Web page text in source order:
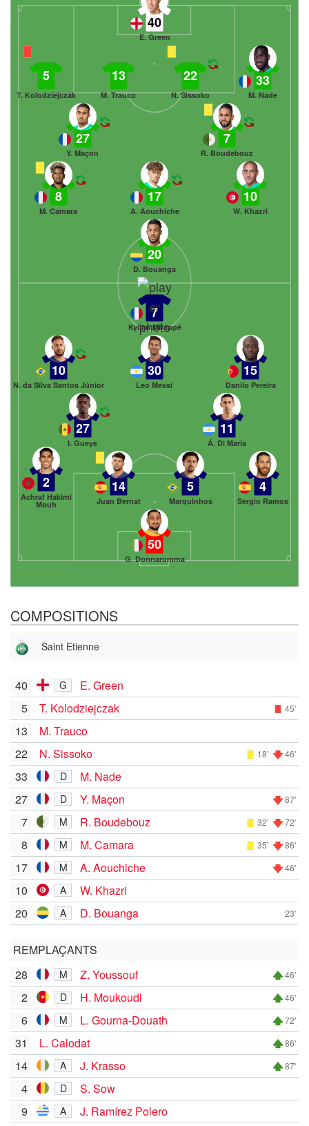
40
E. Green
33
M. Nade
22
N. Sissoko
13
M. Trauco
5
T. Kolodziejczak
7
R. Boudebouz
27
Y. Maçon
10
W. Khazri
17
A. Aouchiche
8
M. Camara
20
D. Bouanga
50
G. Donnarumma
2
Achraf Hakimi
Mouh
14
Juan Bernat
5
Marquinhos
4
Sergio Ramos
27
I. Gueye
11
Á. Di María
10
N. da Silva Santos Júnior
30
Leo Messi
15
Danilo Pereira
7
Kylian Mbappé
COMPOSITIONS
Saint Etienne
40 G
E. Green
5
T. Kolodziejczak 45'
13
M. Trauco
22
N. Sissoko 18' 46'
33 D
M. Nade
27
D Y. Maçon 87'
7 M R. Boudebouz 32' 72'
8 M M. Camara 35' 86'
17 M A. Aouchiche 46'
10 A
W. Khazri
20
A D. Bouanga 23'
REMPLAÇANTS
28
M Z. Youssouf 46'
2 D H. Moukoudi 46'
6 M L. Gourna-Douath 72'
31 L. Calodat 86'
14 A J. Krasso 87'
4 D
S. Sow
9
A
J. Ramírez Polero